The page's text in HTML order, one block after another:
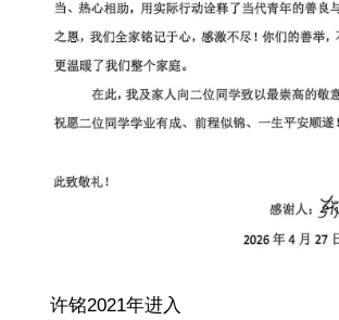
许铭2021年进入